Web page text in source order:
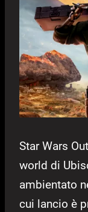
Star Wars
world di
ambientato
cui lancio è